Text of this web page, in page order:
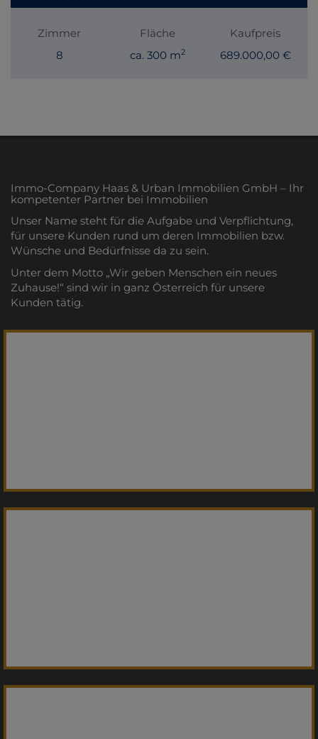
Zimmer
8
Fläche
ca. 300 m2
Kaufpreis
689.000,00 €
Immo-Company Haas & Urban Immobilien GmbH – Ihr
kompetenter Partner bei Immobilien
Unser Name steht für die Aufgabe und Verpflichtung,
für unsere Kunden rund um deren Immobilien bzw.
Wünsche und Bedürfnisse da zu sein.
Unter dem Motto „Wir geben Menschen ein neues
Zuhause!“ sind wir in ganz Österreich für unsere
Kunden tätig.